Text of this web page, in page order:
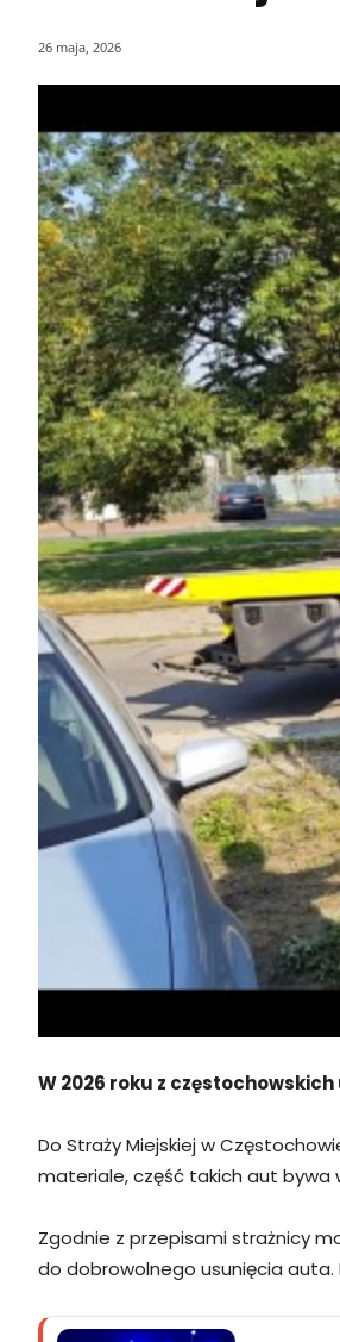
26 maja, 2026
W 2026 roku z
Do Straży Miejskiej w
materiale, część takich aut bywa
Zgodnie z przepisami strażnicy
do dobrowolnego usunięcia